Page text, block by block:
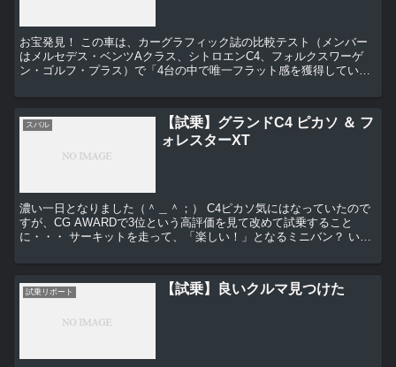
お宝発見！ この車は、カーグラフィック誌の比較テスト（メンバー
はメルセデス・ベンツAクラス、シトロエンC4、フォルクスワーゲ
ン・ゴルフ・プラス）で「4台の中で唯一フラット感を獲得してい
スバル
【試乗】グランドC4 ピカソ ＆ フ
ォレスターXT
濃い一日となりました（＾＿＾；） C4ピカソ気にはなっていたので
すが、CG AWARDで3位という高評価を見て改めて試乗すること
に・・・ サーキットを走って、「楽しい！」となるミニバン？ いく
試乗リポート 【試乗】良いクルマ見つけた